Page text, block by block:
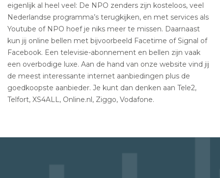
eigenlijk al heel veel: De NPO zenders zijn kosteloos, veel
Nederlandse programma’s terugkijken, en met services als
Youtube of NPO hoef je niks meer te missen. Daarnaast
kun jij online bellen met bijvoorbeeld Facetime of Signal of
Facebook. Een televisie-abonnement en bellen zijn vaak
een overbodige luxe. Aan de hand van onze website vind jij
de meest interessante internet aanbiedingen plus de
goedkoopste aanbieder. Je kunt dan denken aan Tele2,
Telfort, XS4ALL, Online.nl, Ziggo, Vodafone.